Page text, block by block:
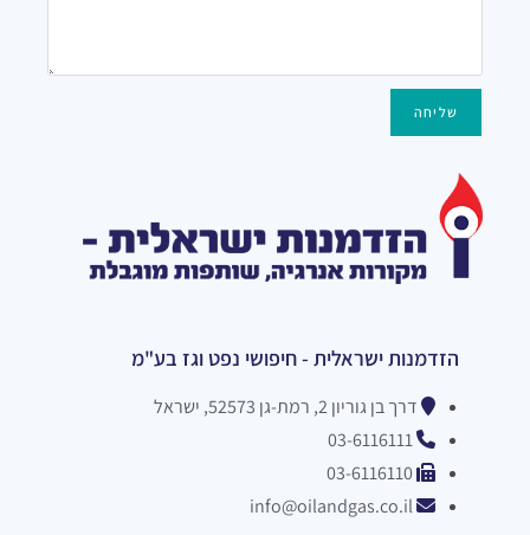
שליחה
הזדמנות ישראלית - חיפושי נפט וגז בע"מ
דרך בן גוריון 2, רמת-גן 52573, ישראל
03-6116111
03-6116110
info@oilandgas.co.il